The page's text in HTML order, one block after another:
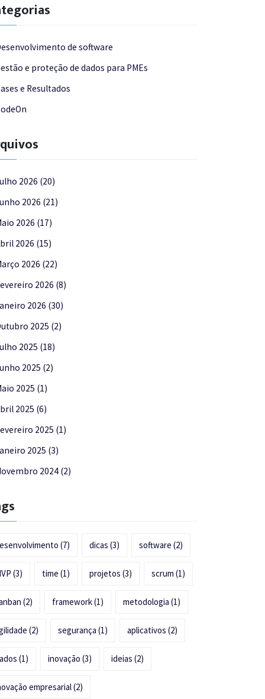
de software
e proteção de dados para PMEs
e Resultados
2026 (20)
2026 (21)
2026 (17)
2026 (15)
2026 (22)
2026 (8)
2026 (30)
2025 (2)
2025 (18)
2025 (2)
2025 (1)
2025 (6)
2025 (1)
2025 (3)
2024 (2)
(7) dicas (3) software (2)
(3) time (1) projetos (3) scrum (1)
(2) framework(1) metodologia (1)
(2) segurança (1) aplicativos (2)
(1) inovação (3) ideias (2)
empresarial(2)